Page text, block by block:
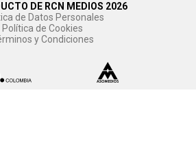
DE RCN MEDIOS 2026
de Datos Personales
Política de Cookies
y Condiciones